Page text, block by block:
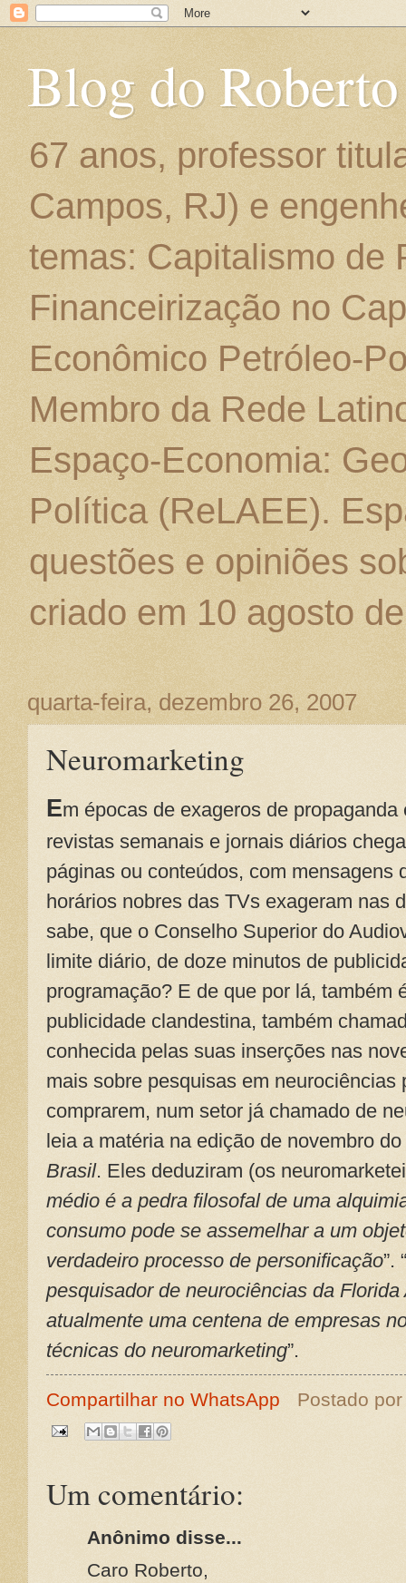
Blog do
67 anos, professor
Campos, RJ) e
temas: Capitalismo de
Financeirização no
Econômico Petróleo-
Membro da Rede
Espaço-Economia:
Política (ReLAEE).
questões e opiniões
criado em 10 agosto
quarta-feira, dezembro 26, 2007
Neuromarketing
Em épocas de exageros de
revistas semanais e jornais diários
páginas ou conteúdos, com mensagens
horários nobres das TVs exageram nas
sabe, que o Conselho Superior do
limite diário, de doze minutos de
programação? E de que por lá, também
publicidade clandestina, também
conhecida pelas suas inserções nas
mais sobre pesquisas em neurociências
comprarem, num setor já chamado de
leia a matéria na edição de novembro do
Brasil. Eles deduziram (os
médio é a pedra filosofal de uma
consumo pode se assemelhar a um
verdadeiro processo de personificação”. “
pesquisador de neurociências da
atualmente uma centena de empresas
técnicas do neuromarketing”.
Compartilhar no WhatsApp Postado
Um comentário:
Anônimo disse...
Caro Roberto,